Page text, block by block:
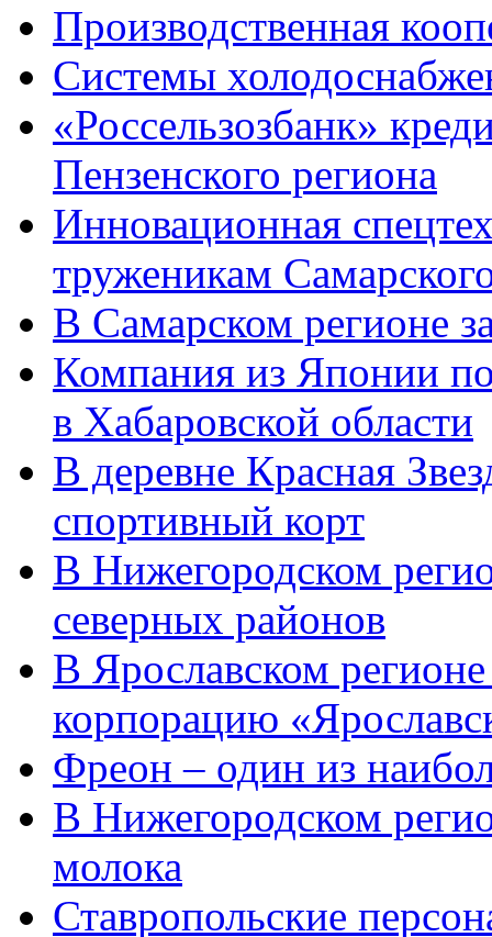
Производственная
Системы
«Россельзозбанк»
Пензенского региона
Инновационная
труженикам
В Самарском регионе
Компания из Японии
в Хабаровской области
В деревне Красная
спортивный корт
В Нижегородском
северных районов
В Ярославском
корпорацию
Фреон – один из
В Нижегородском
молока
Ставропольские